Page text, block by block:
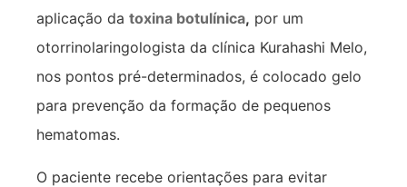
aplicação da toxina botulínica, por um
otorrinolaringologista da clínica Kurahashi Melo,
nos pontos pré-determinados, é colocado gelo
para prevenção da formação de pequenos
hematomas.
O paciente recebe orientações para evitar